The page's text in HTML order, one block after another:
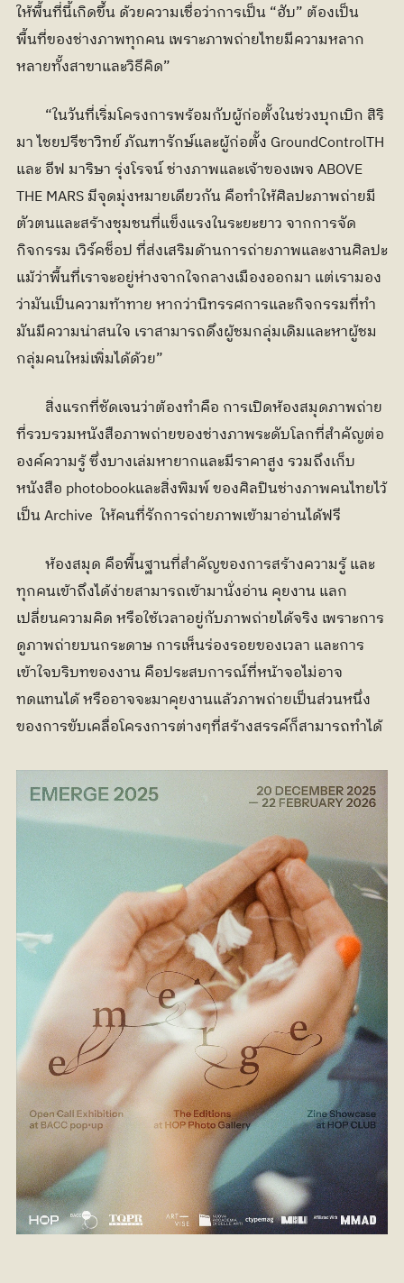
ให้พื้นที่นี้เกิดขึ้น ด้วยความเชื่อว่าการเป็น “ฮับ” ต้องเป็น
พื้นที่ของช่างภาพทุกคน เพราะภาพถ่ายไทยมีความหลาก
หลายทั้งสาขาและวิธีคิด”
มา ไชยปรีชาวิทย์ ภัณฑารักษ์และผู้ก่อตั้ง GroundControlTH
และ อีฟ มาริษา รุ่งโรจน์ ช่างภาพและเจ้าของเพจ ABOVE
THE MARS มีจุดมุ่งหมายเดียวกัน คือทำให้ศิลปะภาพถ่ายมี
ตัวตนและสร้างชุมชนที่แข็งแรงในระยะยาว จากการจัด
กิจกรรม เวิร์คช็อป ที่ส่งเสริมด้านการถ่ายภาพและงานศิลปะ
แม้ว่าพื้นที่เราจะอยู่ห่างจากใจกลางเมืองออกมา แต่เรามอง
ว่ามันเป็นความท้าทาย หากว่านิทรรศการและกิจกรรมที่ทำ
มันมีความน่าสนใจ เราสามารถดึงผู้ชมกลุ่มเดิมและหาผู้ชม
กลุ่มคนใหม่เพิ่มได้ด้วย”
ที่รวบรวมหนังสือภาพถ่ายของช่างภาพระดับโลกที่สำคัญต่อ
องค์ความรู้ ซึ่งบางเล่มหายากและมีราคาสูง รวมถึงเก็บ
หนังสือ photobookและสิ่งพิมพ์ ของศิลปินช่างภาพคนไทยไว้
เป็น Archive  ให้คนที่รักการถ่ายภาพเข้ามาอ่านได้ฟรี
ทุกคนเข้าถึงได้ง่ายสามารถเข้ามานั่งอ่าน คุยงาน แลก
เปลี่ยนความคิด หรือใช้เวลาอยู่กับภาพถ่ายได้จริง เพราะการ
ดูภาพถ่ายบนกระดาษ การเห็นร่องรอยของเวลา และการ
เข้าใจบริบทของงาน คือประสบการณ์ที่หน้าจอไม่อาจ
ทดแทนได้ หรืออาจจะมาคุยงานแล้วภาพถ่ายเป็นส่วนหนึ่ง
ของการขับเคลื่อโครงการต่างๆที่สร้างสรรค์ก็สามารถทำได้